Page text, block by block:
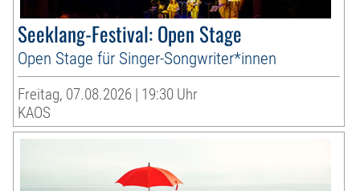
Seeklang-Festival: Open Stage
Open Stage für Singer-Songwriter*innen
Freitag, 07.08.2026 | 19:30 Uhr
KAOS